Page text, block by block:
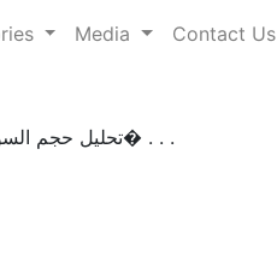
Media Contact Us
تحليل حجم السوق العالمية لمصاعد السلالم وحصتها و� . . .